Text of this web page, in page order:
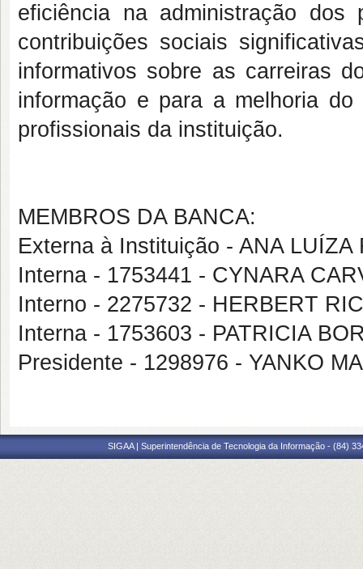
eficiência na administração dos
contribuições sociais
informativos sobre as carreiras
informação e para a melhoria
profissionais da instituição.
MEMBROS DA BANCA:
Externa à Instituição - ANA LUÍZA
Interna - 1753441 - CYNARA
Interno - 2275732 - HERBERT
Interna - 1753603 - PATRICIA
Presidente - 1298976 - YANKO
SIGAA | Superintendência de Tecnologia da Informação - (84)